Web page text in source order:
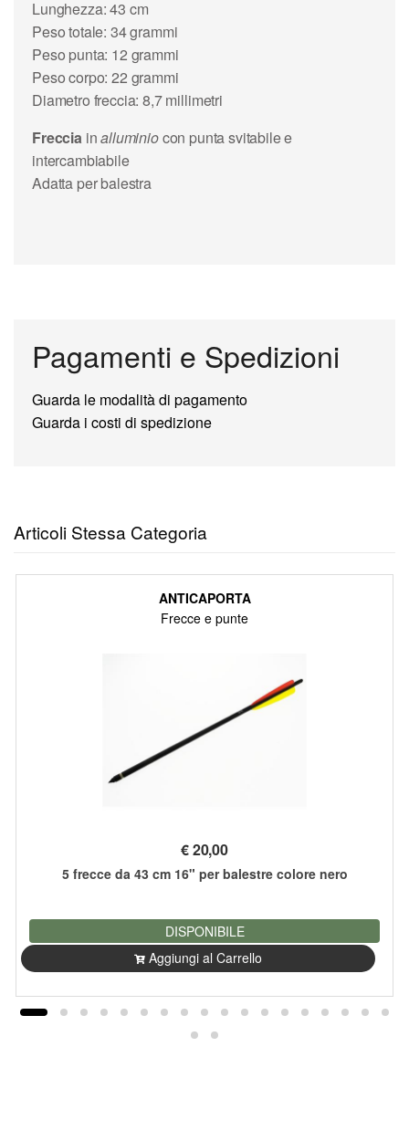
Lunghezza: 43 cm
Peso totale: 34 grammi
Peso punta: 12 grammi
Peso corpo: 22 grammi
Diametro freccia: 8,7 millimetri
Frecciainalluminiocon punta svitabile e
intercambiabile
Adatta per balestra
Pagamenti e Spedizioni
Guarda le modalità di pagamento
Guarda i costi di spedizione
Articoli Stessa Categoria
ANTICAPORTA
Frecce e punte
€20,00
5 frecce da 43 cm 16" per balestre colore nero
DISPONIBILE
Aggiungi al Carrello